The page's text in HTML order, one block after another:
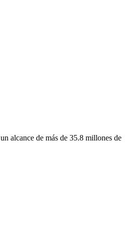
alcance de más de 35.8 millones de